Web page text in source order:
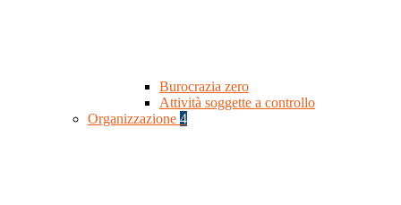
Burocrazia zero
Attività soggette a controllo
Organizzazione 4